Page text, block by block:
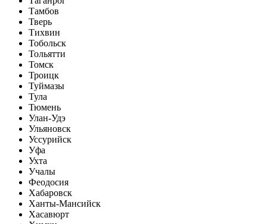
Тамбов
Тверь
Тихвин
Тобольск
Тольятти
Томск
Троицк
Туймазы
Тула
Тюмень
Улан-Удэ
Ульяновск
Уссурийск
Уфа
Ухта
Учалы
Феодосия
Хабаровск
Ханты-Мансийск
Хасавюрт